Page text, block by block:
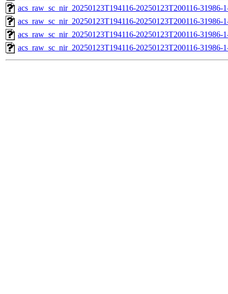
acs_raw_sc_nir_20250123T194116-20250123T200116-31986-
acs_raw_sc_nir_20250123T194116-20250123T200116-31986-
acs_raw_sc_nir_20250123T194116-20250123T200116-31986-
acs_raw_sc_nir_20250123T194116-20250123T200116-31986-